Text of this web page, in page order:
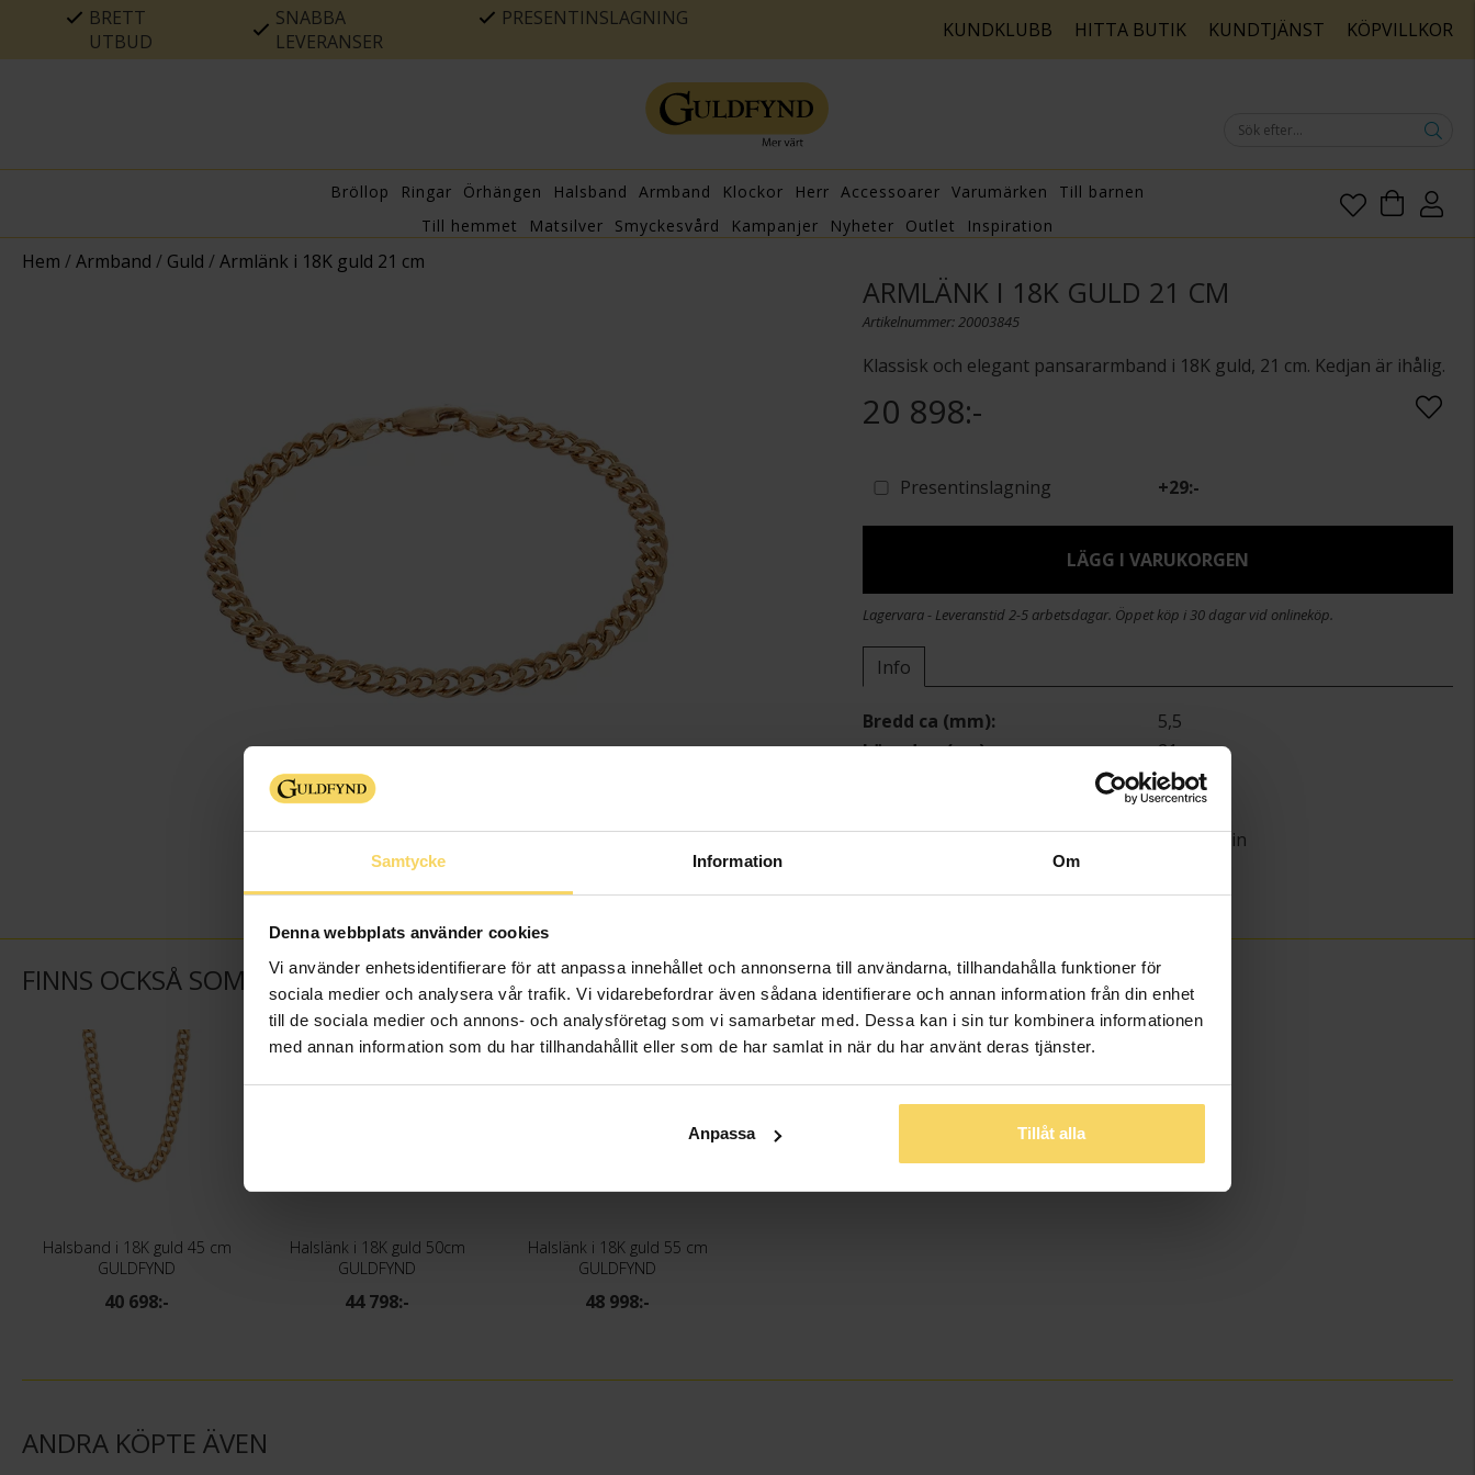
Samtycke Information Om
Denna webbplats använder cookies
Vi använder enhetsidentifierare för att anpassa innehållet och annonserna till användarna, tillhandahålla funktioner för
sociala medier och analysera vår trafik. Vi vidarebefordrar även sådana identifierare och annan information från din enhet
till de sociala medier och annons- och analysföretag som vi samarbetar med. Dessa kan i sin tur kombinera informationen
med annan information som du har tillhandahållit eller som de har samlat in när du har använt deras tjänster.
Anpassa Tillåt alla
BRETT
UTBUD
SNABBA
LEVERANSER
PRESENTINSLAGNING KUNDKLUBB HITTA BUTIK KUNDTJÄNST KÖPVILLKOR
Bröllop Ringar Örhängen Halsband Armband Klockor Herr Accessoarer Varumärken
Till barnen
Till hemmet
Matsilver Smyckesvård Kampanjer Nyheter Outlet Inspiration
Hem /Armband / Guld /Armlänk i 18K guld 21 cm
ARMLÄNK I 18K GULD 21 CM
Artikelnummer: 20003845
Klassisk och elegant pansararmband i 18K guld, 21 cm. Kedjan är ihålig.
20 898:-
Presentinslagning +29:-
LÄGG I VARUKORGEN
Lagervara - Leveranstid 2-5 arbetsdagar. Öppet köp i 30 dagar vid onlineköp.
Info
Bredd ca (mm)
5,5
Längd ca (cm)
21
Guldfynd
Guld
Kedjemodell
Curb chain
Vikt ca (gram)
6,90
FINNS OCKSÅ SOM
Halsband i 18K guld 45 cm
GULDFYND
40 698:-
Halslänk i 18K guld 50cm
GULDFYND
44 798:-
Halslänk i 18K guld 55 cm
GULDFYND
48 998:-
ANDRA KÖPTE ÄVEN